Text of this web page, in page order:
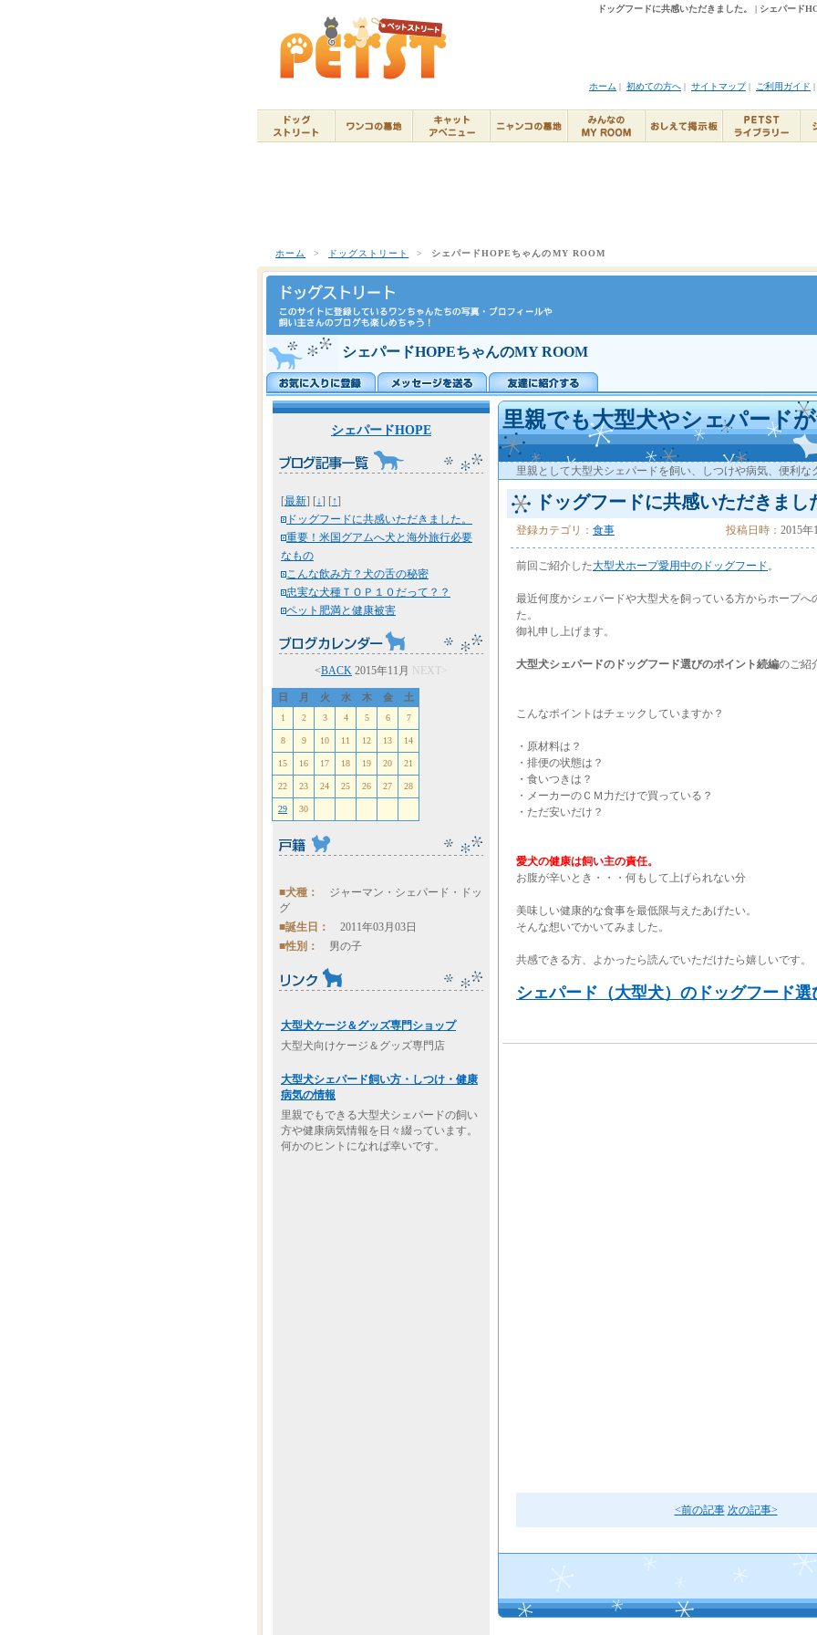
ドッグフードに共感いただきました。 | シェパード
ホーム | 初めての方へ | サイトマップ| ご利用ガイド |
ホーム > ドッグストリート > シェパードHOPEちゃんのMY ROOM
シェパードHOPEちゃんのMY ROOM
シェパードHOPE
[最新] [↓] [↑]
ドッグフードに共感いただきました。
重要！米国グアムへ犬と海外旅行必要
なもの
こんな飲み方？犬の舌の秘密
忠実な犬種ＴＯＰ１０だって？？
ペット肥満と健康被害
<BACK 2015年11月 NEXT>
日 月 火 水 木 金 土
1 2 3 4 5 6 7
8 9 10 11 12 13 14
15 16 17 18 19 20 21
22 23 24 25 26 27 28
29 30
■犬種： ジャーマン・シェパード・ドッ
グ
■誕生日： 2011年03月03日
■性別： 男の子
大型犬ケージ＆グッズ専門ショップ
大型犬向けケージ＆グッズ専門店
大型犬シェパード飼い方・しつけ・健康
病気の情報
里親でもできる大型犬シェパードの飼い
方や健康病気情報を日々綴っています。
何かのヒントになれば幸いです。
里親でも大型犬やシェパード
里親として大型犬シェパードを飼い、しつけや病気、便利な
ドッグフードに共感いただきまし
登録カテゴリ： 食事 投稿日時： 2015年
前回ご紹介した大型犬ホープ愛用中のドッグフード。
最近何度かシェパードや大型犬を飼っている方からホープへ
た。
御礼申し上げます。
大型犬シェパードのドッグフード選びのポイント続編のご紹
こんなポイントはチェックしていますか？
・原材料は？
・排便の状態は？
・食いつきは？
・メーカーのＣＭ力だけで買っている？
・ただ安いだけ？
愛犬の健康は飼い主の責任。
お腹が辛いとき・・・何もして上げられない分
美味しい健康的な食事を最低限与えたあげたい。
そんな想いでかいてみました。
共感できる方、よかったら読んでいただけたら嬉しいです。
シェパード（大型犬）のドッグフード選
<前の記事 次の記事>